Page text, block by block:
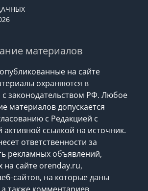
материалов
на сайте
охраняются в
с законодательством РФ. Любое
материалов допускается
с Редакцией с
активной ссылкой на источник.
ответственности за
рекламных объявлений,
сайте orenday.ru,
сайтов, на которые даны